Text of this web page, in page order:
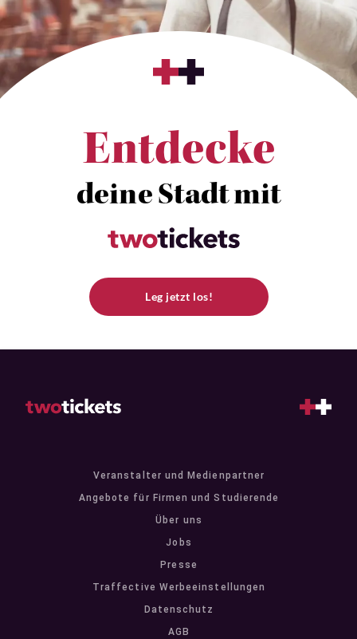
Entdecke
deine Stadt mit
Leg jetzt los!
Veranstalter und Medienpartner
Angebote für Firmen und Studierende
Über uns
Jobs
Presse
Traffective Werbeeinstellungen
Datenschutz
AGB